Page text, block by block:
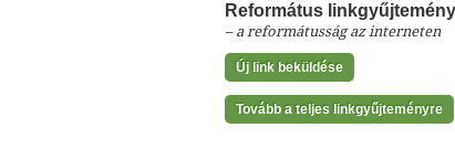
Református linkgyűjtemény
– a reformátusság az interneten
Új link beküldése
Tovább a teljes linkgyűjteményre